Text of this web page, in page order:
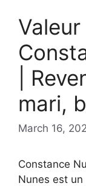
|
mari,
March 16,
Constance
Nunes est